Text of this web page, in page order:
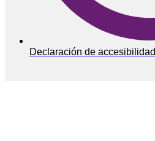
Declaración de accesibilidad